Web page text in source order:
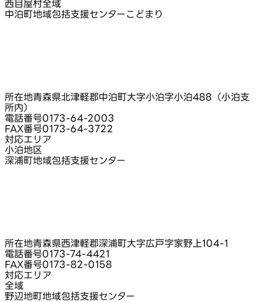
西目屋村全域
中泊町地域包括支援センターこどまり
所在地青森県北津軽郡中泊町大字小泊字小泊488（小泊支
所内）
電話番号0173-64-2003
FAX番号0173-64-3722
対応エリア
小泊地区
深浦町地域包括支援センター
所在地青森県西津軽郡深浦町大字広戸字家野上104-1
電話番号0173-74-4421
FAX番号0173-82-0158
対応エリア
全域
野辺地町地域包括支援センター